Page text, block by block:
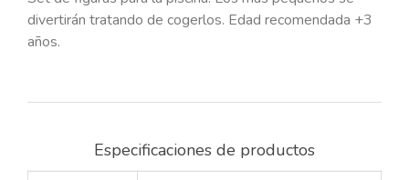
divertirán tratando de cogerlos. Edad recomendada +3
años.
Especificaciones de productos